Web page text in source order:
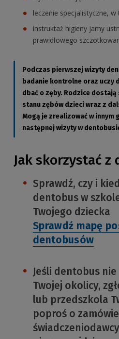
leczenie specjalistyczne,
instruktaż higieny jamy
prawidłowego
Podczas pierwszej wizyty
badanie kontrolne oraz uczy
dbać o zęby. Rodzice dostają
stanu zębów dzieci wraz z
Mogą je zrealizować w innym
następnej wizyty w
Jak skorzystać z
Sprawdź, czy i
dentobus w
Twojego dziecka
Sprawdź mapę
dentobusów
Jeśli dentobus
Twojej okolicy,
lub przedszkola
poproś o